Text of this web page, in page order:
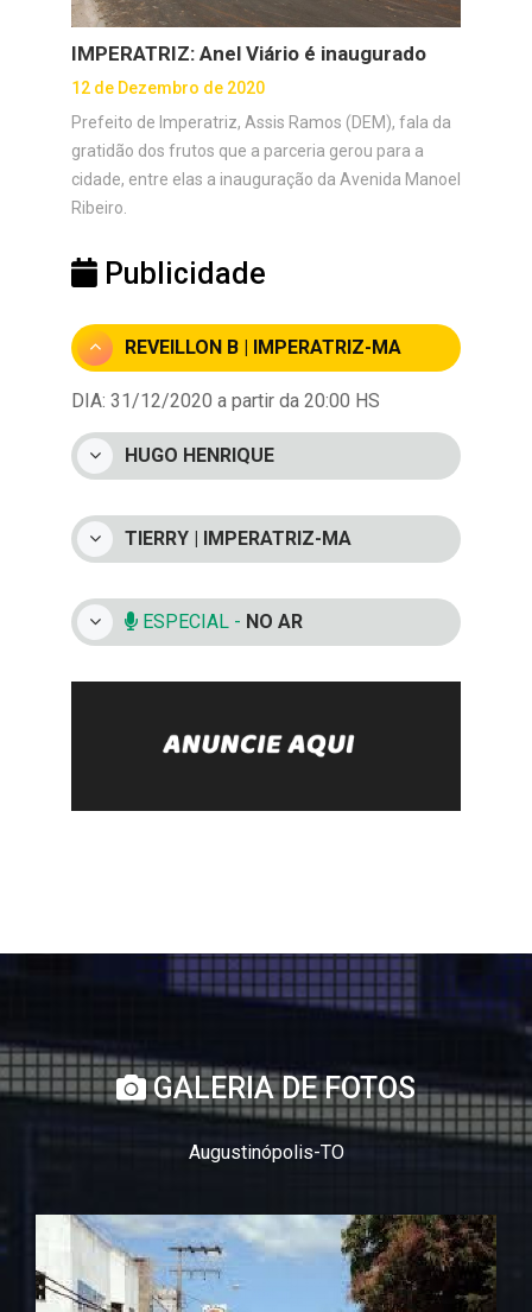
IMPERATRIZ: Anel Viário é inaugurado
12 de Dezembro de 2020
Prefeito de Imperatriz, Assis Ramos (DEM), fala da
gratidão dos frutos que a parceria gerou para a
cidade, entre elas a inauguração da Avenida Manoel
Ribeiro.
Publicidade
REVEILLON B | IMPERATRIZ-MA
DIA: 31/12/2020 a partir da 20:00 HS
HUGO HENRIQUE
TIERRY | IMPERATRIZ-MA
ESPECIAL - NO AR
GALERIA DE FOTOS
Augustinópolis-TO